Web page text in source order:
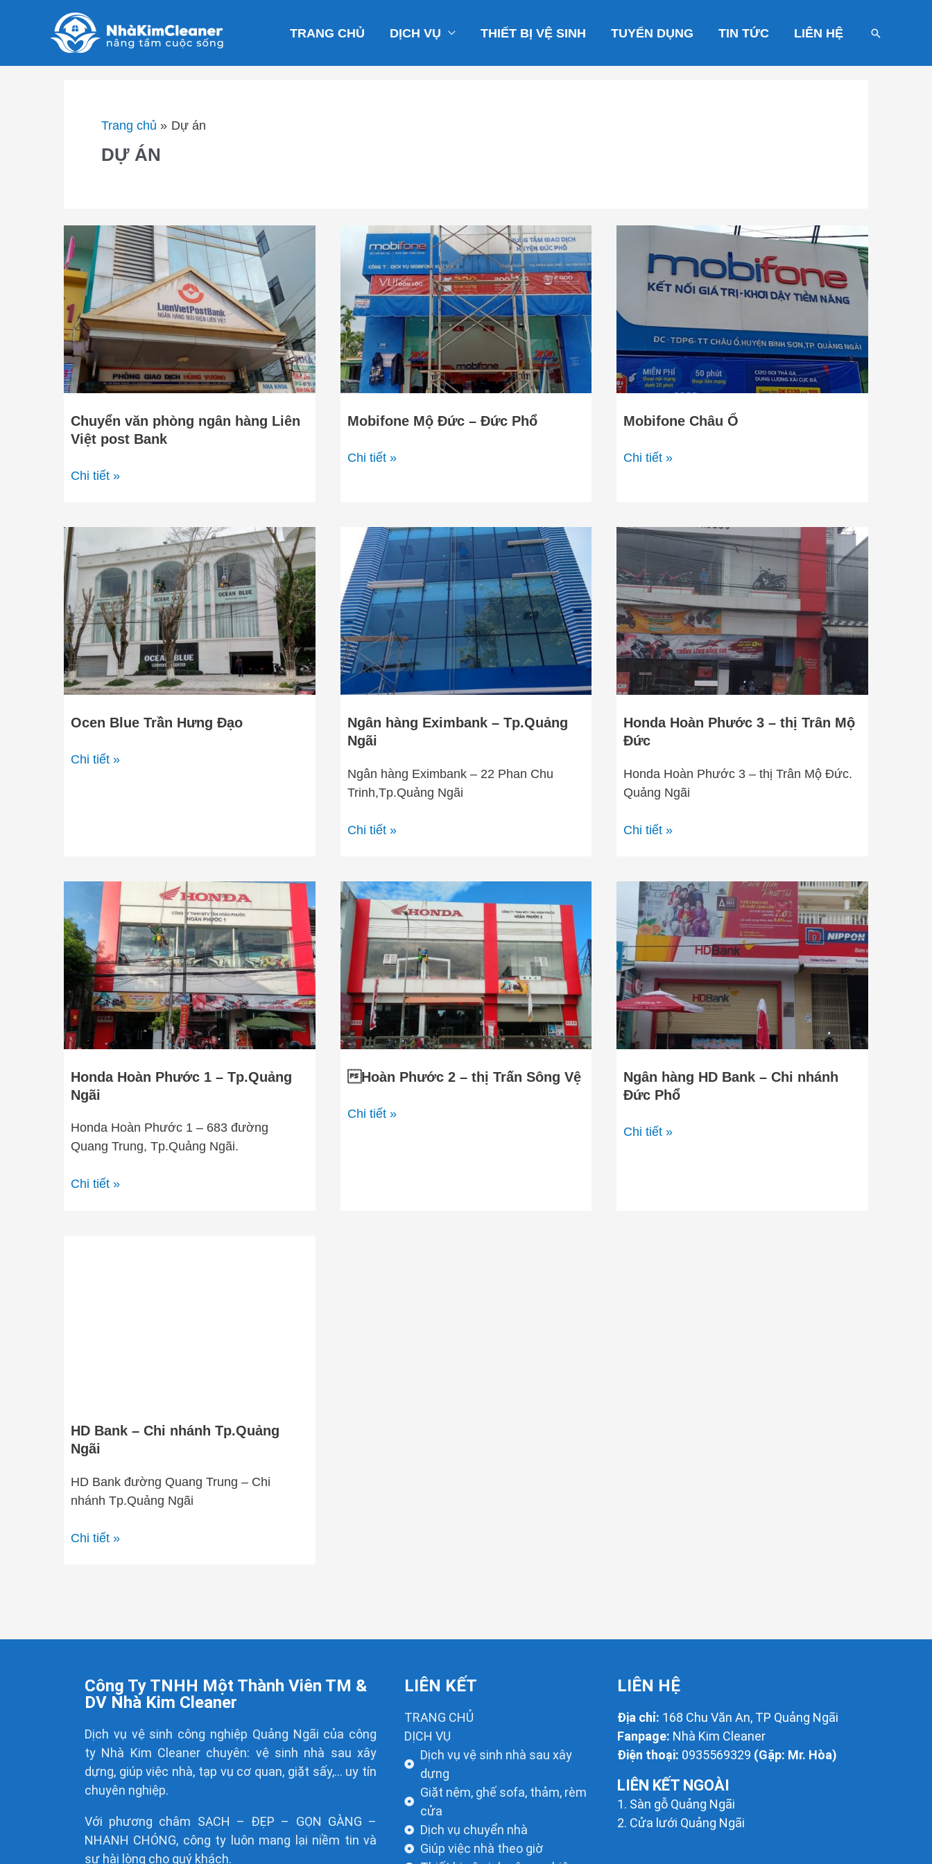
dung
TRANG CHỦ DỊCH VỤ THIẾT BỊ VỆ SINH TUYỂN DỤNG TIN TỨC LIÊN HỆ
Tìm
Trang chủ Dự án
DỰ ÁN
Chuyển văn phòng ngân hàng Liên
Việt post Bank
Chuyển
văn
phòng
ngân
hàng
Liên
Việt
post
Bank
Chi tiết »
Mobifone Mộ Đức – Đức Phổ
Mobifone
Mộ
Đức
Đức
Phổ
Chi tiết »
Mobifone Châu Ổ
Châu
Chi tiết »
Ocen Blue Trần Hưng Đạo
Ocen
Blue
Trần
Hưng
Đạo
Chi tiết »
Ngân hàng Eximbank – Tp.Quảng
Ngãi
Ngân hàng Eximbank – 22 Phan Chu
Trinh,Tp.Quảng Ngãi
Ngân
hàng
Eximbank
–
Tp.Quảng
Ngãi
Chi tiết »
Honda Hoàn Phước 3 – thị Trân Mộ
Đức
Honda Hoàn Phước 3 – thị Trân Mộ Đức.
Quảng Ngãi
Phước
3
–
thị
Trân
Mộ
Đức
Chi tiết »
Honda Hoàn Phước 1 – Tp.Quảng
Ngãi
Honda Hoàn Phước 1 – 683 đường
Quang Trung, Tp.Quảng Ngãi.
Honda
Hoàn
Phước
1
–
Tp.Quảng
Ngãi
Chi tiết »
Hoàn Phước 2 – thị Trấn Sông Vệ
Hoàn
Phước
2
–
thị
Trấn
Sông
Vệ
Chi tiết »
Ngân hàng HD Bank – Chi nhánh
Đức Phổ
Ngân
hàng
HD
Bank
–
Chi
nhánh
Đức
Phổ
Chi tiết »
HD Bank – Chi nhánh Tp.Quảng
Ngãi
HD Bank đường Quang Trung – Chi
nhánh Tp.Quảng Ngãi
Chi tiết »
Công Ty TNHH Một Thành Viên TM &
DV Nhà Kim Cleaner
Dịch vụ vệ sinh công nghiệp Quảng Ngãi của công
ty Nhà Kim Cleaner chuyên: vệ sinh nhà sau xây
dựng, giúp việc nhà, tạp vụ cơ quan, giặt sấy,… uy tín
chuyên nghiệp.
Với phương châm SẠCH – ĐẸP – GỌN GÀNG –
NHANH CHÓNG, công ty luôn mang lại niềm tin và
sự hài lòng cho quý khách.
LIÊN KẾT
TRANG CHỦ
DỊCH VỤ
Dịch vụ vệ sinh nhà sau xây
dựng
Giặt nệm, ghế sofa, thảm, rèm
cửa
Dịch vụ chuyển nhà
Giúp việc nhà theo giờ
LIÊN HỆ
Địa chỉ: 168 Chu Văn An, TP Quảng Ngãi
Fanpage: Nhà Kim Cleaner
Điện thoại: 0935569329 (Gặp: Mr. Hòa)
LIÊN KẾT NGOÀI
1. Sàn gỗ Quảng Ngãi
2. Cửa lưới Quảng Ngãi